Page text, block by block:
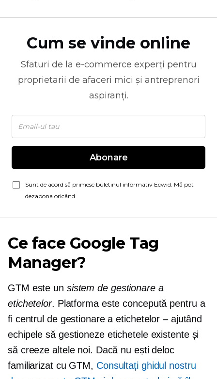
Cum se vinde online
Sfaturi de la e-commerce experți pentru
proprietarii de afaceri mici și antreprenori
aspiranți.
Abonare
Sunt de acord să primesc buletinul informativ Ecwid. Mă pot
dezabona oricând.
Ce face Google Tag
Manager?
GTM este un sistem de gestionare a
etichetelor. Platforma este concepută pentru a
fi centrul de gestionare a etichetelor – ajutând
echipele să gestioneze etichetele existente și
să creeze altele noi. Dacă nu ești deloc
familiarizat cu GTM, Consultați ghidul nostru